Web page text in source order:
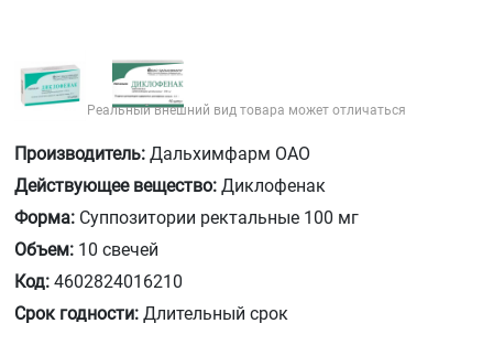
Реальный внешний вид товара может отличаться
Производитель: Дальхимфарм ОАО
Действующее вещество: Диклофенак
Форма: Суппозитории ректальные 100 мг
Объем: 10 свечей
Код: 4602824016210
Срок годности: Длительный срок